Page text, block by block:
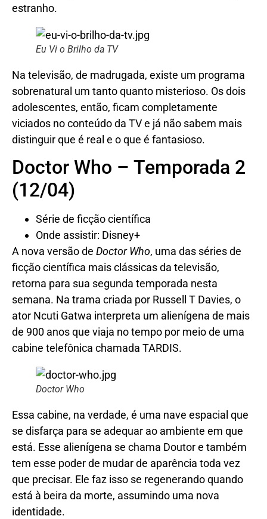
estranho.
Eu Vi o Brilho da TV
Na televisão, de madrugada, existe um programa
sobrenatural um tanto quanto misterioso. Os dois
adolescentes, então, ficam completamente
viciados no conteúdo da TV e já não sabem mais
distinguir que é real e o que é fantasioso.
Doctor Who – Temporada 2
(12/04)
Série de ficção científica
Onde assistir: Disney+
A nova versão de Doctor Who, uma das séries de
ficção científica mais clássicas da televisão,
retorna para sua segunda temporada nesta
semana. Na trama criada por Russell T Davies, o
ator Ncuti Gatwa interpreta um alienígena de mais
de 900 anos que viaja no tempo por meio de uma
cabine telefônica chamada TARDIS.
Doctor Who
Essa cabine, na verdade, é uma nave espacial que
se disfarça para se adequar ao ambiente em que
está. Esse alienígena se chama Doutor e também
tem esse poder de mudar de aparência toda vez
que precisar. Ele faz isso se regenerando quando
está à beira da morte, assumindo uma nova
identidade.